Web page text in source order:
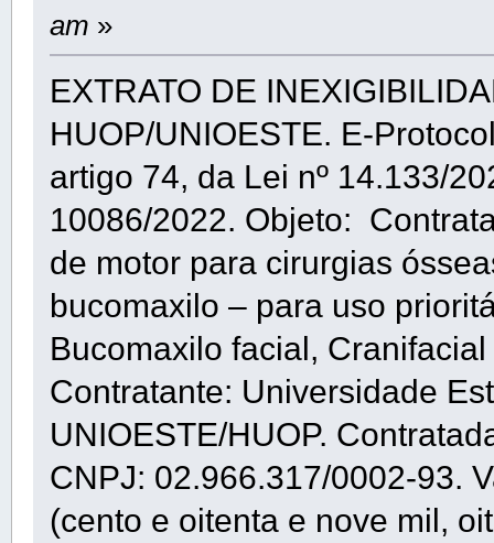
am »
EXTRATO DE
HUOP/UNIOESTE. E-
artigo 74, da Lei nº 14.133/
10086/2022. Objeto:
de motor para cirurgias
bucomaxilo – para uso
Bucomaxilo facial,
Contratante: Universidade
UNIOESTE/HUOP.
CNPJ: 02.966.317/0002-93.
(cento e oitenta e nove mil,